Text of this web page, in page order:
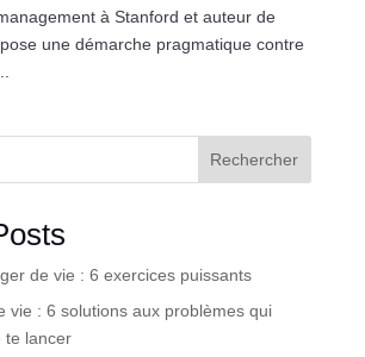
à Stanford et auteur de
une démarche pragmatique contre
Rechercher
de vie : 6 exercices puissants
vie : 6 solutions aux problèmes qui
te lancer